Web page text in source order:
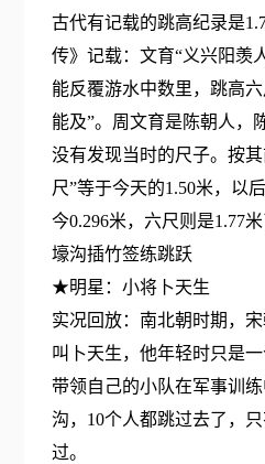
古代有记载的跳高纪录是
传》记载：文育“义兴阳羡
能反覆游水中数里，跳高
能及”。周文育是陈朝人，
没有发现当时的尺子。按
尺”等于今天的1.50米，以
今0.296米，六尺则是1.77米
壕沟插竹签练跳跃
★明星：小将卜天生
实况回放：南北朝时期，
叫卜天生，他年轻时只是
带领自己的小队在军事训
沟，10个人都跳过去了，
过。